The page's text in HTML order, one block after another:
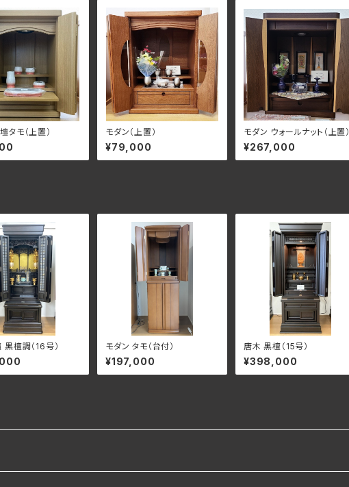
タモ（上置） モダン（上置）
¥79,000
モダン ウォールナット（上置）
¥267,000
檀調（16号） モダン タモ（台付）
¥197,000
唐木 黒檀（15号）
¥398,000